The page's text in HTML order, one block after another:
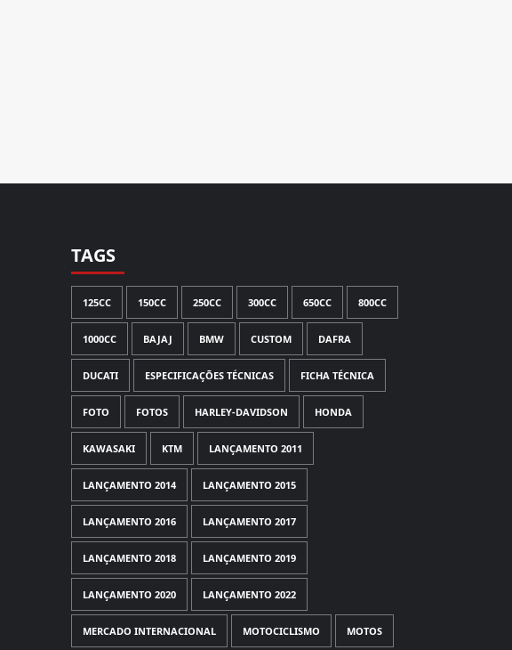
TAGS
125CC 150CC 250CC 300CC 650CC 800CC
1000CC BAJAJ BMW CUSTOM DAFRA
DUCATI ESPECIFICAÇÕES TÉCNICAS FICHA TÉCNICA
FOTO FOTOS HARLEY-DAVIDSON HONDA
KAWASAKI KTM LANÇAMENTO 2011
LANÇAMENTO 2014 LANÇAMENTO 2015
LANÇAMENTO 2016 LANÇAMENTO 2017
LANÇAMENTO 2018 LANÇAMENTO 2019
LANÇAMENTO 2020 LANÇAMENTO 2022
MERCADO INTERNACIONAL MOTOCICLISMO MOTOS